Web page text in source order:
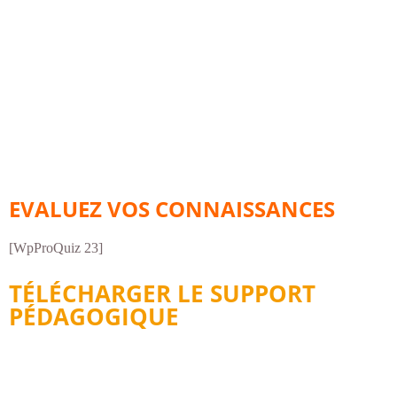
EVALUEZ VOS CONNAISSANCES
[WpProQuiz 23]
TÉLÉCHARGER LE SUPPORT
PÉDAGOGIQUE